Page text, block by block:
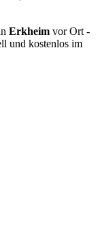
Erkheim vor Ort -
und kostenlos im